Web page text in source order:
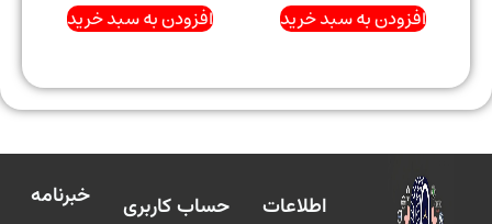
افزودن به سبد خرید افزودن به سبد خرید
اطلاعات
حساب کاربری
خبرنامه